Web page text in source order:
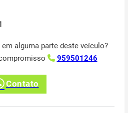
alguma parte deste veículo?
959501246
Contato